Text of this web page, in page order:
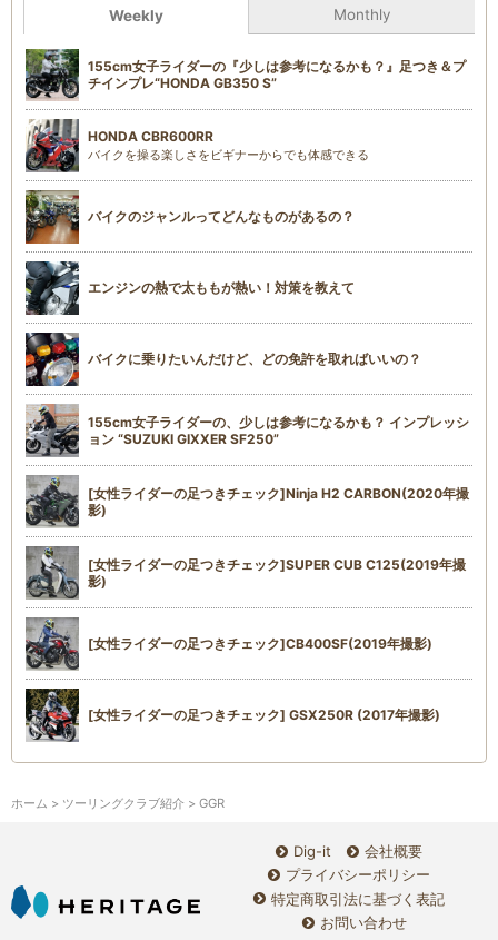
Weekly Monthly
155cm女子ライダーの『少しは参考になるかも？』足つき＆プ
チインプレ“HONDA GB350 S”
HONDA CBR600RR
バイクを操る楽しさをビギナーからでも体感できる
バイクのジャンルってどんなものがあるの？
エンジンの熱で太ももが熱い！対策を教えて
バイクに乗りたいんだけど、どの免許を取ればいいの？
155cm女子ライダーの、少しは参考になるかも？ インプレッシ
ョン “SUZUKI GIXXER SF250”
[女性ライダーの足つきチェック]Ninja H2 CARBON(2020年撮
影)
[女性ライダーの足つきチェック]SUPER CUB C125(2019年撮
影)
[女性ライダーの足つきチェック]CB400SF(2019年撮影)
[女性ライダーの足つきチェック] GSX250R (2017年撮影)
ホーム > ツーリングクラブ紹介 > GGR
Dig-it
会社概要
プライバシーポリシー
特定商取引法に基づく表記
お問い合わせ